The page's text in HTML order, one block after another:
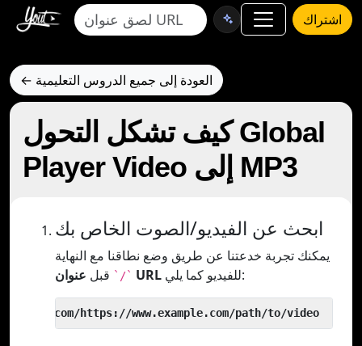
اشتراك
← العودة إلى جميع الدروس التعليمية
كيف تشكل التحول Global
Player Video إلى MP3
ابحث عن الفيديو/الصوت الخاص بك
يمكنك تجربة خدعتنا عن طريق وضع نطاقنا مع النهاية
`/` قبل عنوان URL للفيديو كما يلي: